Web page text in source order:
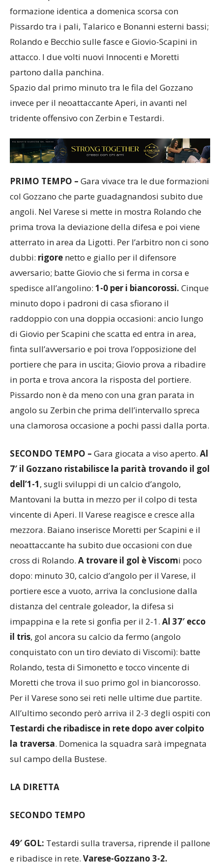
torna dal primo minuto Gazo. Per il resto
Pissardo tra i pali, Talarico e Bonanni esterni bassi;
Rolando e Becchio sulle fasce e Giovio-Scapini in
partono dalla panchina.
Spazio dal primo minuto tra le fila del Gozzano
invece per il neoattaccante Aperi, in avanti nel
PRIMO TEMPO –Gara vivace tra le due formazioni
col Gozzano che parte guadagnandosi subito due
angoli. Nel Varese si mette in mostra Rolando che
prima trova la deviazione della difesa e poi viene
atterrato in area da Ligotti. Per l’arbitro non ci sono
dubbi:rigorenetto e giallo per il difensore
avversario; batte Giovio che si ferma in corsa e
spedisce all’angolino:1-0 per i biancorossi.
minuto dopo i padroni di casa sfiorano il
raddoppio con una doppia occasioni:ancio lungo
di Giovio per Scapini che scatta ed entra in area,
finta sull’avversario e poi trova l’opposizione del
portiere che para in uscita; Giovio prova a ribadire
in porta e trova ancora la risposta del portiere.
Pissardo non è da meno con una gran parata in
angolo su Zerbin che prima dell’intervallo spreca
SECONDO TEMPO –Gara giocata a viso aperto.Al
7′ il Gozzano ristabilisce la parità trovando il gol
dell’1-1, sugli sviluppi di un calcio d’angolo,
Mantovani la butta in mezzo per il colpo di testa
vincente di Aperi. Il Varese reagisce e cresce alla
mezzora. Baiano inserisce Moretti per Scapini e il
neoattaccante ha subito due occasioni con due
cross di Rolando. A trovare il gol è Viscomi poco
dopo: minuto 30, calcio d’angolo per il Varese, il
portiere esce a vuoto, arriva la conclusione dalla
distanza del centrale goleador, la difesa si
impappina e la rete si gonfia per il 2-1.Al 37′ ecco
il tris, gol ancora su calcio da fermo (angolo
conquistato con un tiro deviato di Viscomi): batte
Rolando, testa di Simonetto e tocco vincente di
Moretti che trova il suo primo gol in biancorosso.
Per il Varese sono sei reti nelle ultime due partite.
All’ultimo secondo però arriva il 2-3 degli ospiti con
Testardi che ribadisce in rete dopo aver colpito
la traversa. Domenica la squadra sarà impegnata